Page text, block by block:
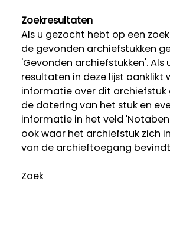
Zoekresultaten
Als u gezocht hebt op een
de gevonden archiefstukken
'Gevonden archiefstukken'. Als
resultaten in deze lijst aanklikt
informatie over dit archiefstuk
de datering van het stuk en
informatie in het veld
ook waar het archiefstuk zich
van de archieftoegang
Zoek